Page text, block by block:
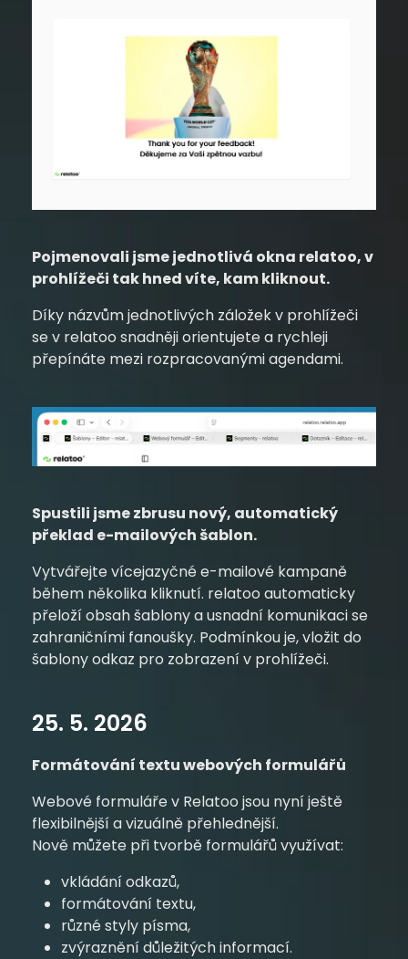
Pojmenovali jsme jednotlivá okna relatoo, v
prohlížeči tak hned víte, kam kliknout.
Díky názvům jednotlivých záložek v prohlížeči
se v relatoo snadněji orientujete a rychleji
přepínáte mezi rozpracovanými agendami.
Spustili jsme zbrusu nový, automatický
překlad e-mailových šablon.
Vytvářejte vícejazyčné e-mailové kampaně
během několika kliknutí. relatoo automaticky
přeloží obsah šablony a usnadní komunikaci se
zahraničními fanoušky. Podmínkou je, vložit do
šablony odkaz pro zobrazení v prohlížeči.
25. 5. 2026
Formátování textu webových formulářů
Webové formuláře v Relatoo jsou nyní ještě
flexibilnější a vizuálně přehlednější.
Nově můžete při tvorbě formulářů využívat:
vkládání odkazů,
formátování textu,
různé styly písma,
zvýraznění důležitých informací.